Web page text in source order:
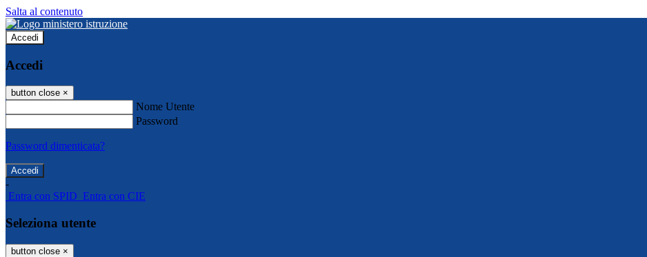
Salta al contenuto
Accedi
Accedi
button close ×
Nome Utente
Password
Password dimenticata?
-
Entra con SPID Entra con CIE
Seleziona utente
button close ×